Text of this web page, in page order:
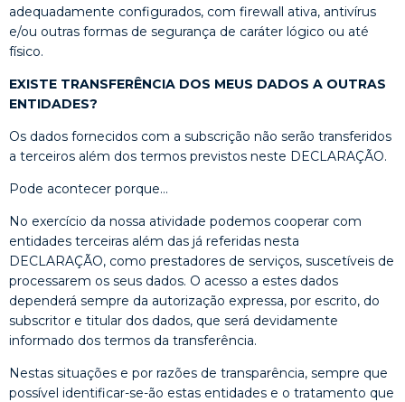
adequadamente configurados, com firewall ativa, antivírus
e/ou outras formas de segurança de caráter lógico ou até
físico.
EXISTE TRANSFERÊNCIA DOS MEUS DADOS A OUTRAS
ENTIDADES?
Os dados fornecidos com a subscrição não serão transferidos
a terceiros além dos termos previstos neste DECLARAÇÃO.
Pode acontecer porque…
No exercício da nossa atividade podemos cooperar com
entidades terceiras além das já referidas nesta
DECLARAÇÃO, como prestadores de serviços, suscetíveis de
processarem os seus dados. O acesso a estes dados
dependerá sempre da autorização expressa, por escrito, do
subscritor e titular dos dados, que será devidamente
informado dos termos da transferência.
Nestas situações e por razões de transparência, sempre que
possível identificar-se-ão estas entidades e o tratamento que